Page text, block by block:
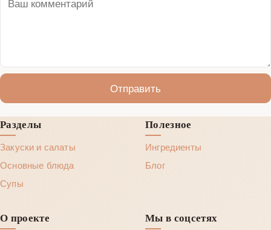
Отправить
Разделы
Закуски и салаты
Основные блюда
Супы
Полезное
Ингредиенты
Блог
О проекте Мы в соцсетях